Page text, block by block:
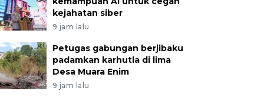
kejahatan siber
9 jam lalu
Petugas gabungan berjibaku
padamkan karhutla di lima
Desa Muara Enim
9 jam lalu